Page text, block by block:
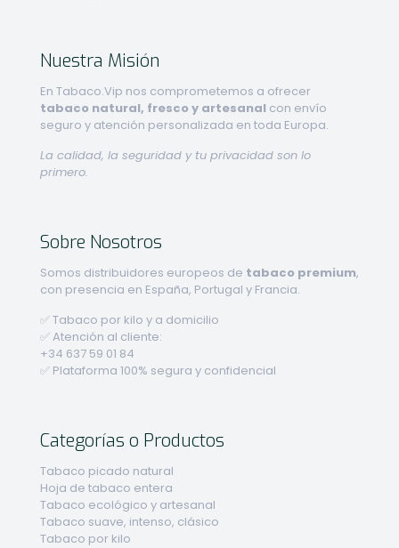
Nuestra Misión
En Tabaco.Vip nos comprometemos a ofrecer
tabaco natural, fresco y artesanal con envío
seguro y atención personalizada en toda Europa.
La calidad, la seguridad y tu privacidad son lo
primero.
Sobre Nosotros
Somos distribuidores europeos de tabaco premium,
con presencia en España, Portugal y Francia.
✅ Tabaco por kilo y a domicilio
✅ Atención al cliente:
+34 637 59 01 84
✅ Plataforma 100% segura y confidencial
Categorías o Productos
Tabaco picado natural
Hoja de tabaco entera
Tabaco ecológico y artesanal
Tabaco suave, intenso, clásico
Tabaco por kilo